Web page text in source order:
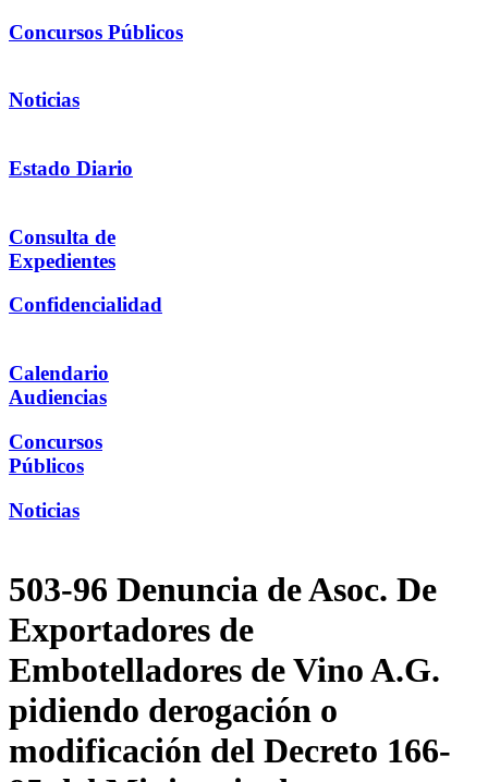
Concursos Públicos
Noticias
Estado Diario
Consulta de
Expedientes
Confidencialidad
Calendario
Audiencias
Concursos
Públicos
Noticias
503-96 Denuncia de Asoc. De
Exportadores de
Embotelladores de Vino A.G.
pidiendo derogación o
modificación del Decreto 166-